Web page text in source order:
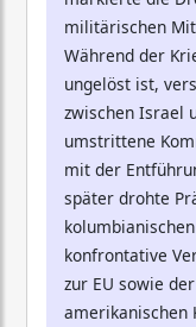
militärischen
Während der
ungelöst ist,
zwischen Israel
umstrittene
mit der
später drohte
konfrontative
zur EU sowie
amerikanischen